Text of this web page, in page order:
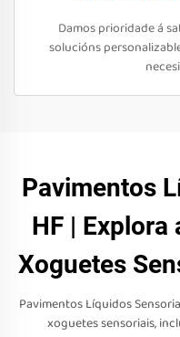
Damos prioridade á
solucións
Pavimentos
HF | Explora
Xoguetes
Pavimentos Líquidos
xoguetes sensoriais,